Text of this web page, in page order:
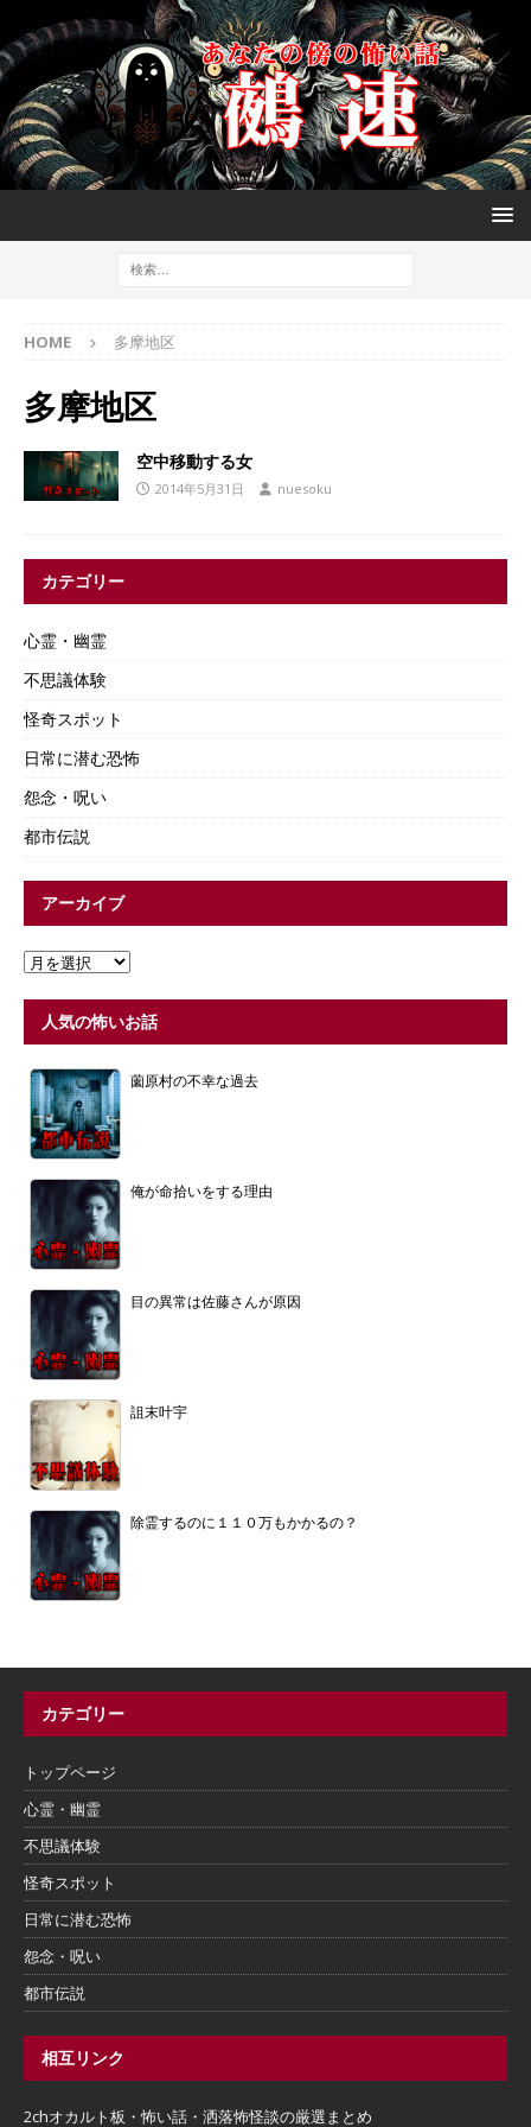
HOME 多摩地区
多摩地区
空中移動する女
2014年5月31日 nuesoku
カテゴリー
心霊・幽霊
不思議体験
怪奇スポット
日常に潜む恐怖
怨念・呪い
都市伝説
アーカイブ
人気の怖いお話
薗原村の不幸な過去
俺が命拾いをする理由
目の異常は佐藤さんが原因
詛末叶宇
除霊するのに１１０万もかかるの？
カテゴリー
トップページ
心霊・幽霊
不思議体験
怪奇スポット
日常に潜む恐怖
怨念・呪い
都市伝説
相互リンク
2chオカルト板・怖い話・洒落怖怪談の厳選まとめ